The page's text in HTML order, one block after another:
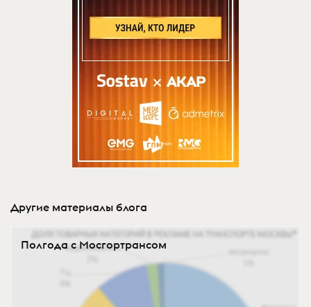
Другие материалы блога
Полгода с Мосгортрансом